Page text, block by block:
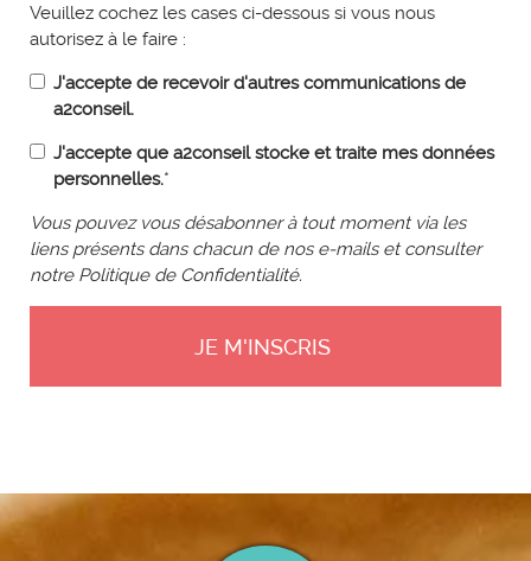
Veuillez cochez les cases ci-dessous si vous nous
autorisez à le faire :
J'accepte de recevoir d'autres communications de
a2conseil.
J'accepte que a2conseil stocke et traite mes données
personnelles.*
Vous pouvez vous désabonner à tout moment via les
liens présents dans chacun de nos e-mails et consulter
notre Politique de Confidentialité.